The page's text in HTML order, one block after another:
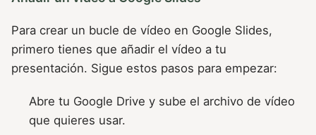
Para crear un bucle de vídeo en Google Slides,
primero tienes que añadir el vídeo a tu
presentación. Sigue estos pasos para empezar:
Abre tu Google Drive y sube el archivo de vídeo
que quieres usar.